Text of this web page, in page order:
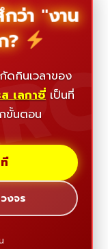
ว่า "งาน
?
ดกินเวลาของ
เลกาซี่ เป็นที่
ขั้นตอน
งจร